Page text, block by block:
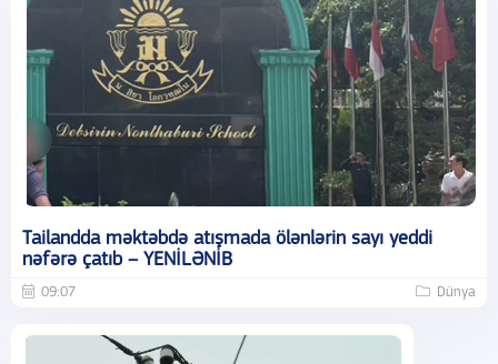
Tailandda məktəbdə atışmada ölənlərin sayı yeddi
nəfərə çatıb – YENİLƏNİB
09:07 Dünya